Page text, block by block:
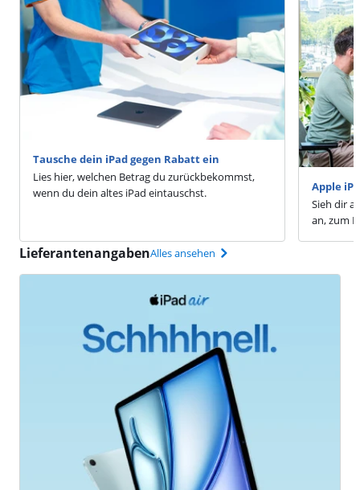
Tausche dein iPad gegen Rabatt ein
Lies hier, welchen Betrag du zurückbekommst,
wenn du dein altes iPad eintauschst.
Apple
Sieh dir
an, zum
LieferantenangabenAlles ansehen